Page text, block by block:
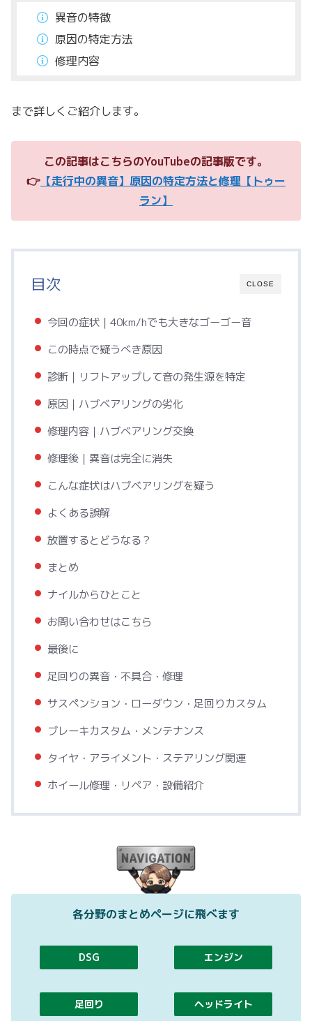
異音の特徴
原因の特定方法
修理内容
まで詳しくご紹介します。
この記事はこちらのYouTubeの記事版です。
👉 【走行中の異音】原因の特定方法と修理【トゥー
ラン】
CLOSE
目次
今回の症状｜40km/hでも大きなゴーゴー音
この時点で疑うべき原因
診断｜リフトアップして音の発生源を特定
原因｜ハブベアリングの劣化
修理内容｜ハブベアリング交換
修理後｜異音は完全に消失
こんな症状はハブベアリングを疑う
よくある誤解
放置するとどうなる？
まとめ
ナイルからひとこと
お問い合わせはこちら
最後に
足回りの異音・不具合・修理
サスペンション・ローダウン・足回りカスタム
ブレーキカスタム・メンテナンス
タイヤ・アライメント・ステアリング関連
ホイール修理・リペア・設備紹介
各分野のまとめページに飛べます
DSG
足回り
エンジン
ヘッドライト